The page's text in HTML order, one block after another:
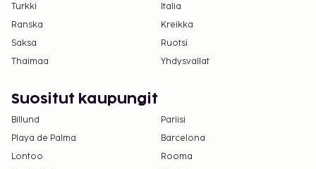
Kontaktiton uloskirjautuminen on saatavilla.
Turkki
Italia
Ranska
Kreikka
Saksa
Ruotsi
Thaimaa
Yhdysvallat
Suositut kaupungit
Billund
Pariisi
Playa de Palma
Barcelona
Lontoo
Rooma